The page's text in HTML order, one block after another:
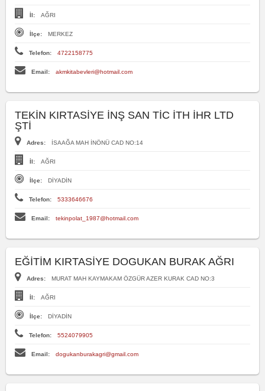
İl: AĞRI
İlçe: MERKEZ
Telefon: 4722158775
Email: akmkitabevleri@hotmail.com
TEKİN KIRTASİYE İNŞ SAN TİC İTH İHR LTD
ŞTİ
Adres: İSAAĞA MAH İNÖNÜ CAD NO:14
İl: AĞRI
İlçe: DİYADİN
Telefon: 5333646676
Email: tekinpolat_1987@hotmail.com
EĞİTİM KIRTASİYE DOGUKAN BURAK AĞRI
Adres: MURAT MAH KAYMAKAM ÖZGÜR AZER KURAK CAD NO:3
İl: AĞRI
İlçe: DİYADİN
Telefon: 5524079905
Email: dogukanburakagri@gmail.com